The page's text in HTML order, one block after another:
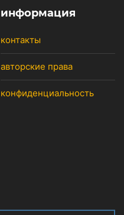
информация
контакты
авторские права
конфиденциальность